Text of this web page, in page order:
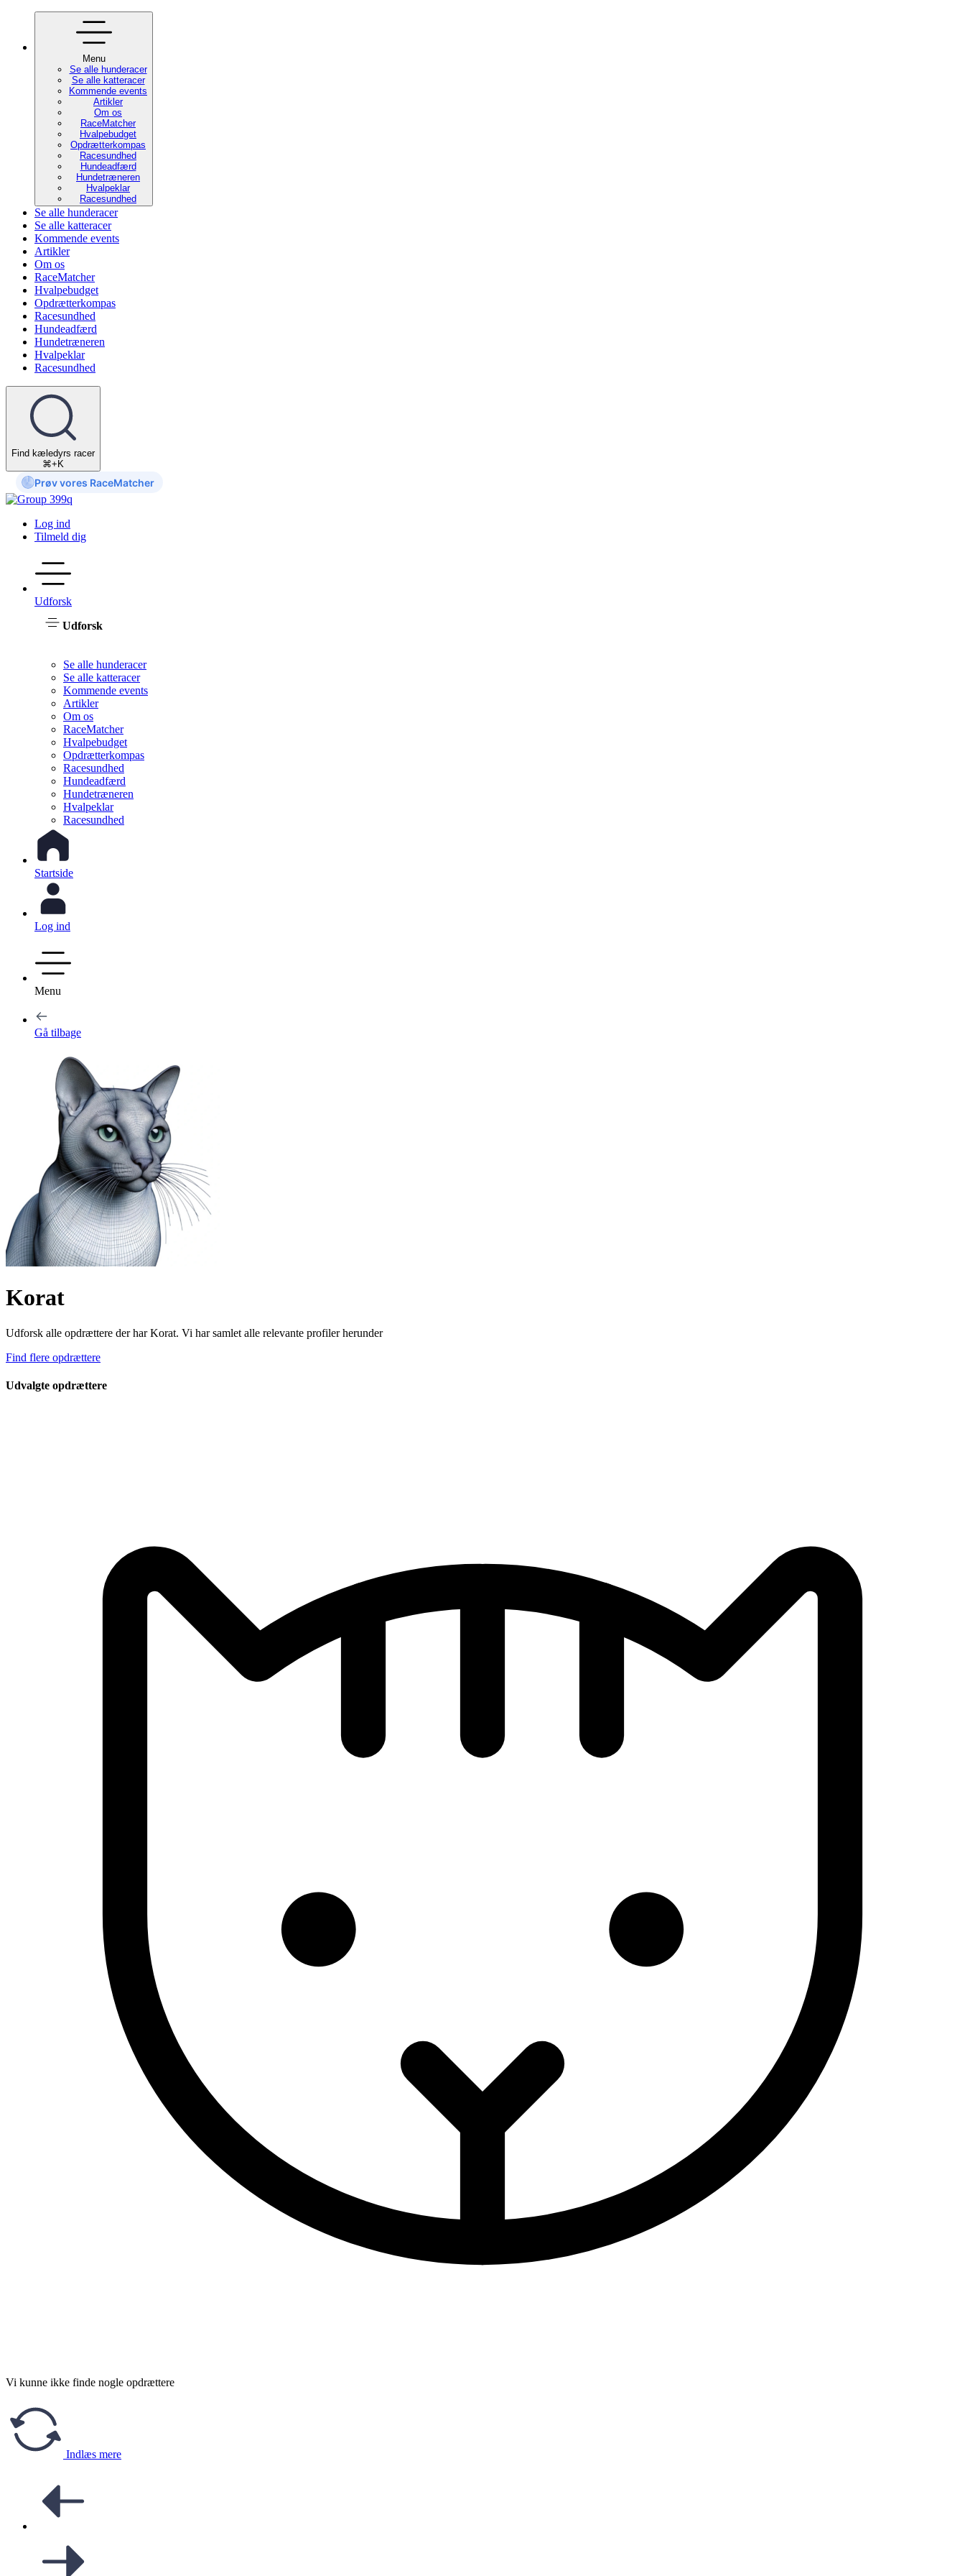
Menu
Se alle hunderacer
Se alle katteracer
Kommende events
Artikler
Om os
RaceMatcher
Hvalpebudget
Opdrætterkompas
Racesundhed
Hundeadfærd
Hundetræneren
Hvalpeklar
Racesundhed
Se alle hunderacer
Se alle katteracer
Kommende events
Artikler
Om os
RaceMatcher
Hvalpebudget
Opdrætterkompas
Racesundhed
Hundeadfærd
Hundetræneren
Hvalpeklar
Racesundhed
Find kæledyrs racer
⌘+K
Prøv vores RaceMatcher
Log ind
Tilmeld dig
Udforsk
Udforsk
Se alle hunderacer
Se alle katteracer
Kommende events
Artikler
Om os
RaceMatcher
Hvalpebudget
Opdrætterkompas
Racesundhed
Hundeadfærd
Hundetræneren
Hvalpeklar
Racesundhed
Startside
Log ind
Menu
Gå tilbage
Korat
Udforsk alle opdrættere der har Korat. Vi har samlet alle relevante profiler herunder
Find flere opdrættere
Udvalgte opdrættere
Vi kunne ikke finde nogle opdrættere
Indlæs mere